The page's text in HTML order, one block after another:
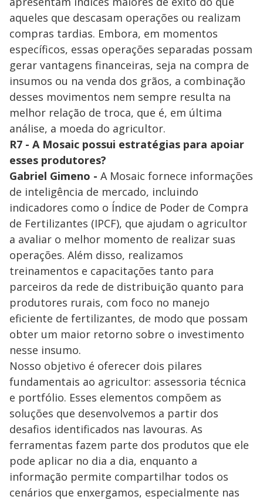
aqueles que descasam operações ou realizam
compras tardias. Embora, em momentos
específicos, essas operações separadas possam
gerar vantagens financeiras, seja na compra de
insumos ou na venda dos grãos, a combinação
desses movimentos nem sempre resulta na
melhor relação de troca, que é, em última
análise, a moeda do agricultor.
R7 - A Mosaic possui estratégias para apoiar
esses produtores?
Gabriel Gimeno - A Mosaic fornece informações
de inteligência de mercado, incluindo
indicadores como o Índice de Poder de Compra
de Fertilizantes (IPCF), que ajudam o agricultor
a avaliar o melhor momento de realizar suas
operações. Além disso, realizamos
treinamentos e capacitações tanto para
parceiros da rede de distribuição quanto para
produtores rurais, com foco no manejo
eficiente de fertilizantes, de modo que possam
obter um maior retorno sobre o investimento
nesse insumo.
Nosso objetivo é oferecer dois pilares
fundamentais ao agricultor: assessoria técnica
e portfólio. Esses elementos compõem as
soluções que desenvolvemos a partir dos
desafios identificados nas lavouras. As
ferramentas fazem parte dos produtos que ele
pode aplicar no dia a dia, enquanto a
informação permite compartilhar todos os
cenários que enxergamos, especialmente nas